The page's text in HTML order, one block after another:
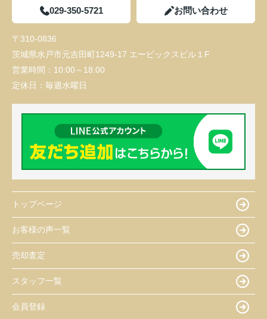
029-350-5721 お問い合わせ
〒310-0836
茨城県水戸市元吉田町1249-17 エービックスビル１F
営業時間： 10:00～18:00
定休日： 毎週水曜日
トップページ
お客様の声一覧
売却査定
スタッフ一覧
会員登録